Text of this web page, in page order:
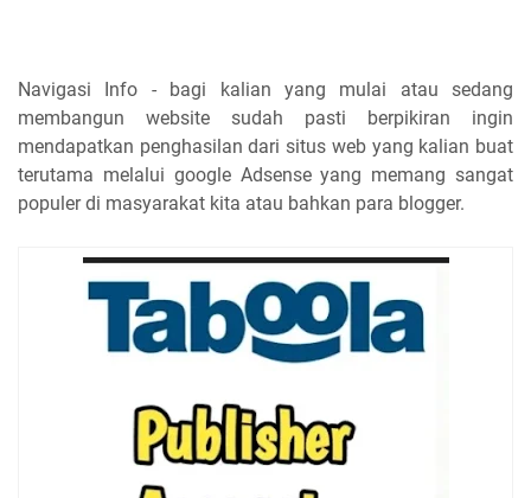
Navigasi Info - bagi kalian yang mulai atau sedang
membangun website sudah pasti berpikiran ingin
mendapatkan penghasilan dari situs web yang kalian buat
terutama melalui google Adsense yang memang sangat
populer di masyarakat kita atau bahkan para blogger.